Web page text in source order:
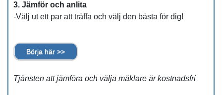
3. Jämför och anlita
-Välj ut ett par att träffa och välj den bästa för dig!
Börja här >>
Tjänsten att jämföra och välja mäklare är kostnadsfri